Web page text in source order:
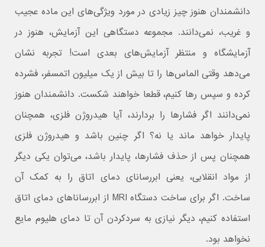
دانشمندان هنوز چیز زیادی در مورد ویژگی‌های این ماده عجیب
و غریب، نمی‌دانند. مجموعه دستگاهی این آزمایش،‌ هنوز در
آزمایشگاه و منتظر آزمایش‌های بعدی است! تجربه نشان
می‌دهد وقتی الماس‌ها را تا بیش از یک میلیون اتمسفر،‌ فشرده
کرده و سپس رها کنیم، قطعا خواهند شکست. دانشمندان هنوز
نمی‌دانند اگر فشارها را بردارند،‌ آیا هیدروژن فلزی، همچنان
پایدار خواهد ماند یا نه؟ اگر چنین باشد و هیدروژن فلزی
همچنان پس از حذف فشارها، پایدار باشد، می‌توان یکی دیگر
از مواد انقلابی، یعنی ابررسانای دمای اتاق را به کمک آن
ساخت. اگر برای ساخت دستگاه MRI از ابررساناهای دمای اتاق
استفاده کنیم، دیگر نیازی به سردکردن آن تا دمای هلیوم مایع
نخواهد بود.